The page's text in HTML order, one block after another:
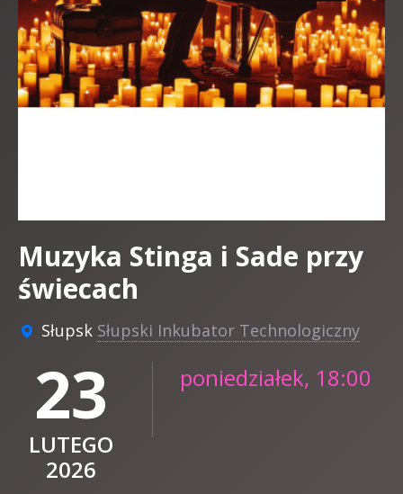
Muzyka Stinga i Sade przy
świecach
Słupsk Słupski Inkubator Technologiczny
23
LUTEGO
2026
poniedziałek, 18:00